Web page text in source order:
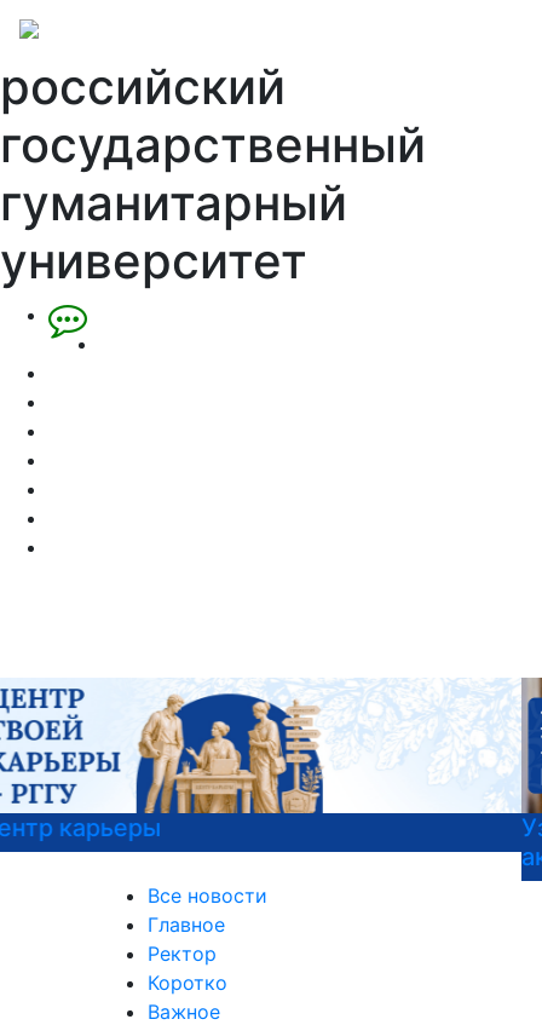
российский
государственный
гуманитарный
университет
Узнать больше о музейных экспонатах и
актуальных выставках
Все новости
Главное
Ректор
Коротко
Важное